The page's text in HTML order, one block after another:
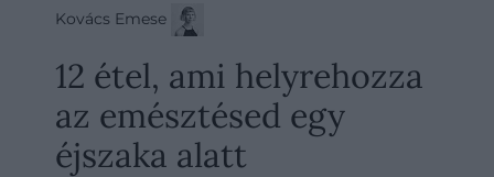
Kovács Emese
12 étel, ami helyrehozza
az emésztésed egy
éjszaka alatt